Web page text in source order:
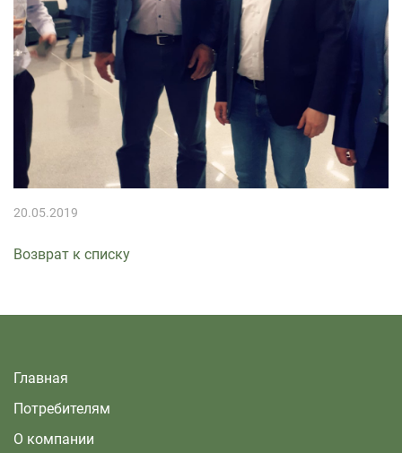
20.05.2019
Возврат к списку
Главная
Потребителям
О компании